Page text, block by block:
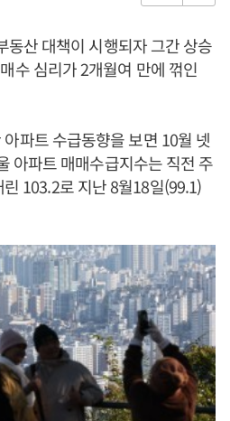
동산 대책이 시행되자 그간 상승
수 심리가 2개월여 만에 꺾인
파트 수급동향을 보면 10월 넷
아파트 매매수급지수는 직전 주
103.2로 지난 8월18일(99.1)